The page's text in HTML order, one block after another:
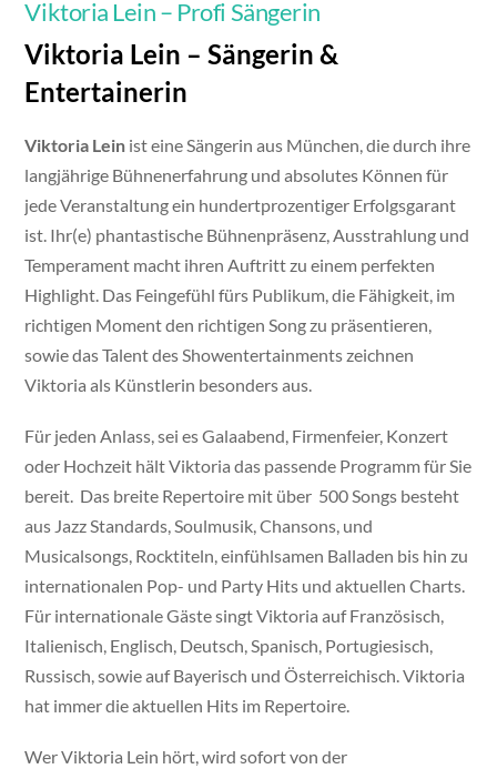
Viktoria Lein – Profi Sängerin
Viktoria Lein – Sängerin &
Entertainerin
Viktoria Lein ist eine Sängerin aus München, die durch ihre
langjährige Bühnenerfahrung und absolutes Können für
jede Veranstaltung ein hundertprozentiger Erfolgsgarant
ist. Ihr(e) phantastische Bühnenpräsenz, Ausstrahlung und
Temperament macht ihren Auftritt zu einem perfekten
Highlight. Das Feingefühl fürs Publikum, die Fähigkeit, im
richtigen Moment den richtigen Song zu präsentieren,
sowie das Talent des Showentertainments zeichnen
Viktoria als Künstlerin besonders aus.
Für jeden Anlass, sei es Galaabend, Firmenfeier, Konzert
oder Hochzeit hält Viktoria das passende Programm für Sie
bereit. Das breite Repertoire mit über 500 Songs besteht
aus Jazz Standards, Soulmusik, Chansons, und
Musicalsongs, Rocktiteln, einfühlsamen Balladen bis hin zu
internationalen Pop- und Party Hits und aktuellen Charts.
Für internationale Gäste singt Viktoria auf Französisch,
Italienisch, Englisch, Deutsch, Spanisch, Portugiesisch,
Russisch, sowie auf Bayerisch und Österreichisch. Viktoria
hat immer die aktuellen Hits im Repertoire.
Wer Viktoria Lein hört, wird sofort von der